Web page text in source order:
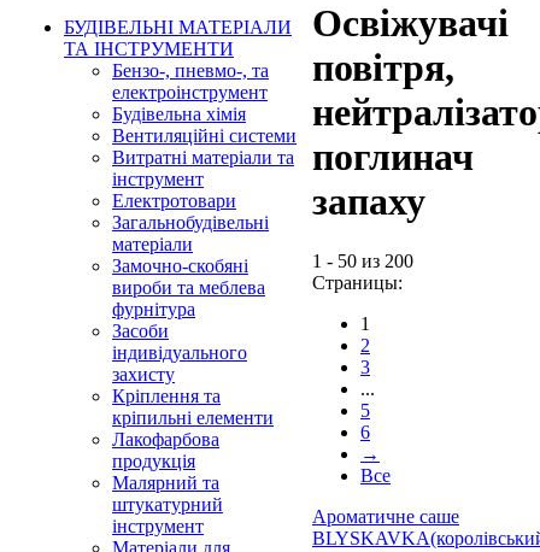
БУДІВЕЛЬНІ МАТЕРІАЛИ
ТА ІНСТРУМЕНТИ
Бензо-, пневмо-, та
електроінструмент
Будівельна хімія
Вентиляційні системи
Витратні матеріали та
інструмент
Електротовари
Загальнобудівельні
матеріали
Замочно-скобяні
вироби та меблева
фурнітура
Засоби
індивідуального
захисту
Кріплення та
кріпильні елементи
Лакофарбова
продукція
Малярний та
штукатурний
інструмент
Матеріали для
Освіжувачі
повітря,
поглинач
запаху
1 - 50 из 200
Страницы:
1
2
3
...
5
6
→
Все
Ароматичне саше